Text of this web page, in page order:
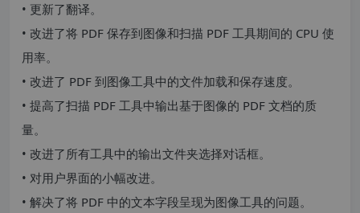
• 更新了翻译。
• 改进了将 PDF 保存到图像和扫描 PDF 工具期间的 CPU 使
用率。
• 改进了 PDF 到图像工具中的文件加载和保存速度。
• 提高了扫描 PDF 工具中输出基于图像的 PDF 文档的质
量。
• 改进了所有工具中的输出文件夹选择对话框。
• 对用户界面的小幅改进。
• 解决了将 PDF 中的文本字段呈现为图像工具的问题。